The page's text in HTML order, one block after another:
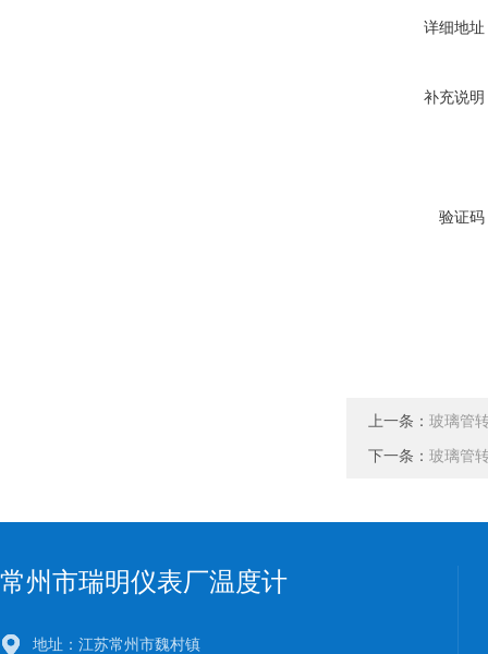
详细地址
补充说明
验证码
上一条： 玻璃管
下一条： 玻璃管
常州市瑞明仪表厂温度计
地址：江苏常州市魏村镇